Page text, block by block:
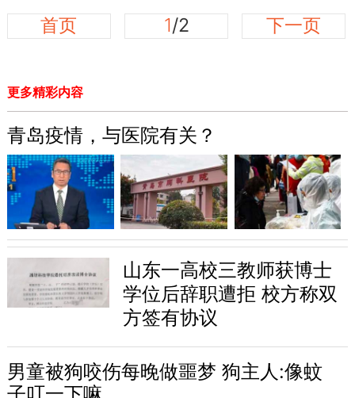
首页
1/2 下一页
更多精彩内容
青岛疫情，与医院有关？
山东一高校三教师获博士
学位后辞职遭拒 校方称双
方签有协议
男童被狗咬伤每晚做噩梦 狗主人:像蚊